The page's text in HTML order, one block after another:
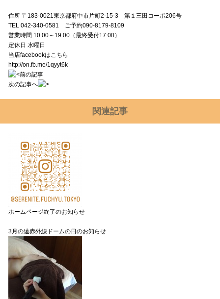
住所 〒183-0021東京都府中市片町2-15-3 第１三田コーポ206号
TEL 042-340-0581 ご予約090-8179-8109
営業時間 10:00～19:00（最終受付17:00）
定休日 水曜日
当店facebookはこちら
http://on.fb.me/1qyyt6k
前の記事
次の記事へ
関連記事
ホームページ終了のお知らせ
3月の遠赤外線ドームの日のお知らせ